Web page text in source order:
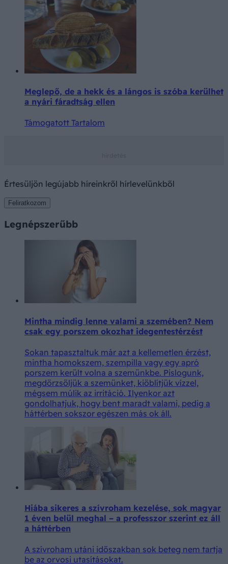
Meglepő, de a hekk és a lángos is szóba kerülhet
a nyári fáradtság ellen
Támogatott Tartalom
Értesüljön legújabb híreinkről hírlevelünkből
Feliratkozom
Legnépszerűbb
Mintha mindig lenne valami a szemében? Nem
csak egy porszem okozhat idegentestérzést
Sokan tapasztaltuk már azt a kellemetlen érzést,
mintha homokszem, szempilla vagy egy apró
porszem került volna a szemünkbe. Pislogunk,
megdörzsöljük a szemünket, kiöblítjük vízzel,
mégsem múlik az irritáció. Ilyenkor azt
gondolhatjuk, hogy bent maradt valami, pedig a
háttérben sokszor egészen más ok áll.
Hiába sikeres a szívroham kezelése, sok magyar
1 éven belül meghal – a professzor szerint ez áll
a háttérben
A szívroham utáni időszakban sok beteg nem tartja
be az orvosi utasításokat.